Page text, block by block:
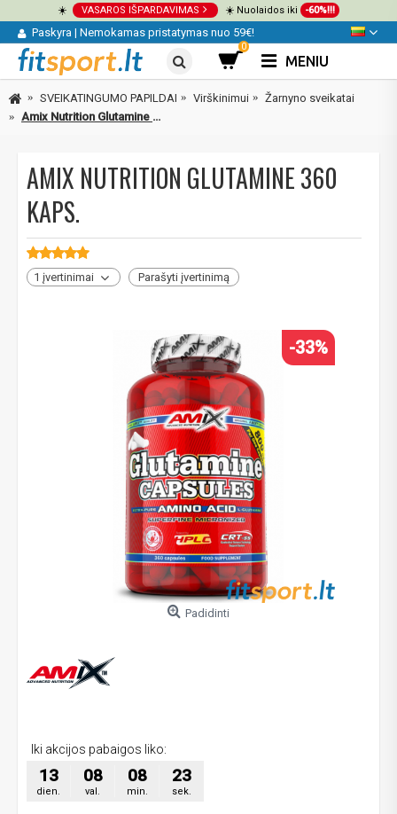
☀️ VASAROS IŠPARDAVIMAS ☀️ Nuolaidos iki -60%!!!
Paskyra | Nemokamas pristatymas nuo 59€!
0
MENIU
SVEIKATINGUMO PAPILDAI Virškinimui
Žarnyno sveikatai
Amix Nutrition Glutamine 360 kaps.
AMIX NUTRITION GLUTAMINE 360
KAPS.
1 įvertinimai Parašyti įvertinimą
-33%
Padidinti
Iki akcijos pabaigos liko:
13
dien.
08
val.
08
min.
23
sek.